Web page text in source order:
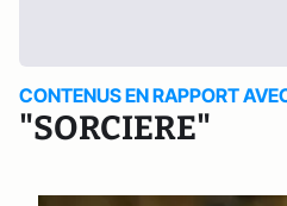
CONTENUS EN RAPPORT
"SORCIERE"